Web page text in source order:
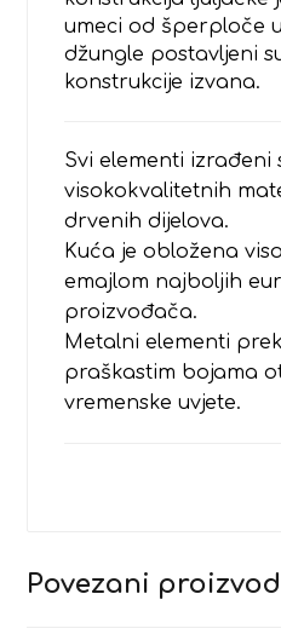
umeci od šperploče
džungle postavljeni
konstrukcije izvana.
Svi elementi izrađeni
visokokvalitetnih
drvenih dijelova.
Kuća je obložena
emajlom najboljih
proizvođača.
Metalni elementi
praškastim bojama
vremenske uvjete.
Povezani